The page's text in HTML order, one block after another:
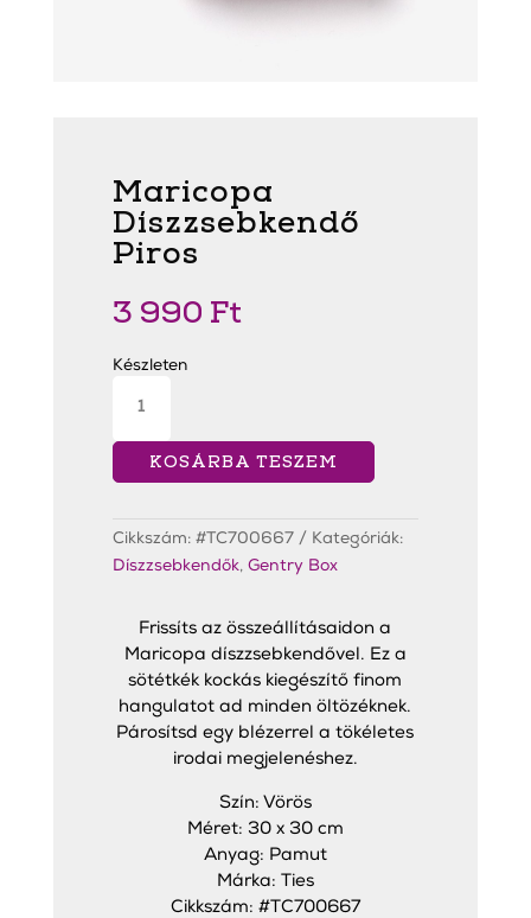
Maricopa
Díszzsebkendő
Piros
3 990 Ft
Készleten
Díszzsebkendő
KOSÁRBA TESZEM
Cikkszám: #TC700667
Kategóriák:
Díszzsebkendők, Gentry Box
Frissíts az összeállításaidon a
Maricopa díszzsebkendővel. Ez a
sötétkék kockás kiegészítő finom
hangulatot ad minden öltözéknek.
Párosítsd egy blézerrel a tökéletes
irodai megjelenéshez.
Szín: Vörös
Méret: 30 x 30 cm
Anyag: Pamut
Márka: Ties
Cikkszám: #TC700667